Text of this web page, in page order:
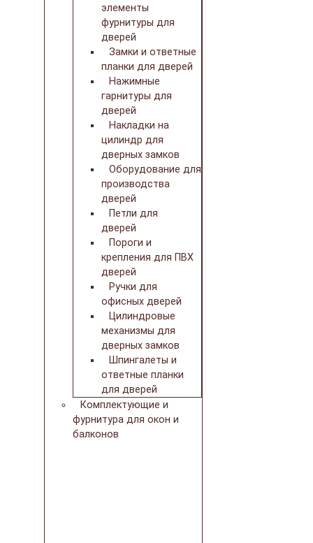
элементы
фурнитуры для
дверей
Замки и ответные
планки для дверей
Нажимные
гарнитуры для
дверей
Накладки на
цилиндр для
дверных замков
Оборудование для
производства
дверей
Петли для
дверей
Пороги и
крепления для ПВХ
дверей
Ручки для
офисных дверей
Цилиндровые
механизмы для
дверных замков
Шпингалеты и
ответные планки
для дверей
Комплектующие и
фурнитура для окон и
балконов